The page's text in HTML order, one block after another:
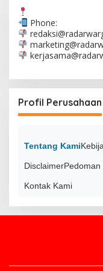
Phone:
Profil Perusahaan
Tentang Kami
Disclaimer
Kontak Kami